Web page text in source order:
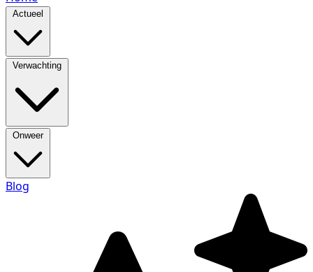
Actueel
Verwachting
Onweer
Blog